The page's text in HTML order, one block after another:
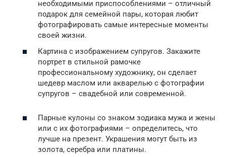
необходимыми приспособлениями – отличный
подарок для семейной пары, которая любит
фотографировать самые интересные моменты
своей жизни.
Картина с изображением супругов. Закажите
портрет в стильной рамочке
профессиональному художнику, он сделает
шедевр маслом или акварелью с фотографии
супругов – свадебной или современной.
Парные кулоны со знаком зодиака мужа и жены
или с их фотографиями – определитесь, что
лучше на презент. Украшения могут быть из
золота, серебра или платины.